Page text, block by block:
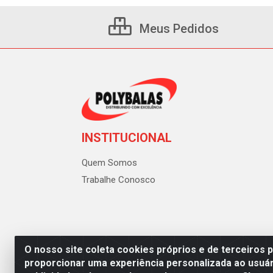
O nosso site coleta cookies próprios e de terceiros
proporcionar uma experiência personalizada ao
Meus Pedidos
INSTITUCIONAL
Quem Somos
Trabalhe Conosco